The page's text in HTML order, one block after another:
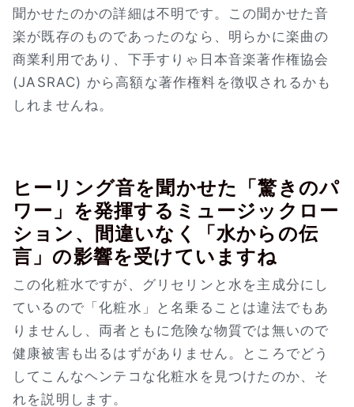
聞かせたのかの詳細は不明です。この聞かせた音
楽が既存のものであったのなら、明らかに楽曲の
商業利用であり、下手すりゃ日本音楽著作権協会
(JASRAC) から高額な著作権料を徴収されるかも
しれませんね。
ヒーリング音を聞かせた「驚きのパ
ワー」を発揮するミュージックロー
ション、間違いなく「水からの伝
言」の影響を受けていますね
この化粧水ですが、グリセリンと水を主成分にし
ているので「化粧水」と名乗ることは違法でもあ
りませんし、両者ともに危険な物質では無いので
健康被害も出るはずがありません。ところでどう
してこんなヘンテコな化粧水を見つけたのか、そ
れを説明します。